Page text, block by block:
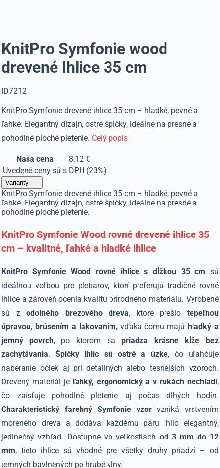
KnitPro Symfonie wood
drevené Ihlice 35 cm
ID7212
KnitPro Symfonie drevené ihlice 35 cm – hladké, pevné a
ľahké. Elegantný dizajn, ostré špičky, ideálne na presné a
pohodlné ploché pletenie. Celý popis
Naša cena
8.12 €
Uvedené ceny sú s DPH (23%)
Varianty
KnitPro Symfonie drevené ihlice 35 cm – hladké, pevné a
ľahké. Elegantný dizajn, ostré špičky, ideálne na presné a
pohodlné ploché pletenie.
KnitPro Symfonie Wood rovné drevené ihlice 35
cm – kvalitné, ľahké a hladké ihlice
KnitPro Symfonie Wood rovné ihlice s dĺžkou 35 cm sú
ideálnou voľbou pre pletiarov, ktorí preferujú tradičné rovné
ihlice a zároveň ocenia kvalitu prírodného materiálu. Vyrobené
sú zodolného brezového dreva, ktoré prešlo tepeľnou
úpravou, brúsením a lakovaním, vďaka čomu majú hladký a
jemný povrch, po ktorom sapriadza krásne kĺže bez
zachytávania.Špičky ihlíc sú ostré a úzke, čo uľahčuje
naberanie očiek aj pri detailných alebo tesnejších vzoroch.
Drevený materiál je ľahký, ergonomický a v rukách nechladí,
čo zaisťuje pohodlné pletenie aj počas dlhých hodín.
Charakteristický farebný Symfonie vzorvzniká vrstvením
moreného dreva a dodáva každému páru ihlíc elegantný,
jedinečný vzhľad. Dostupné vo veľkostiach od 3 mm do 12
mm, tieto ihlice sú vhodné pre všetky druhy priadzí – od
jemných bavlnených po hrubé vlny.